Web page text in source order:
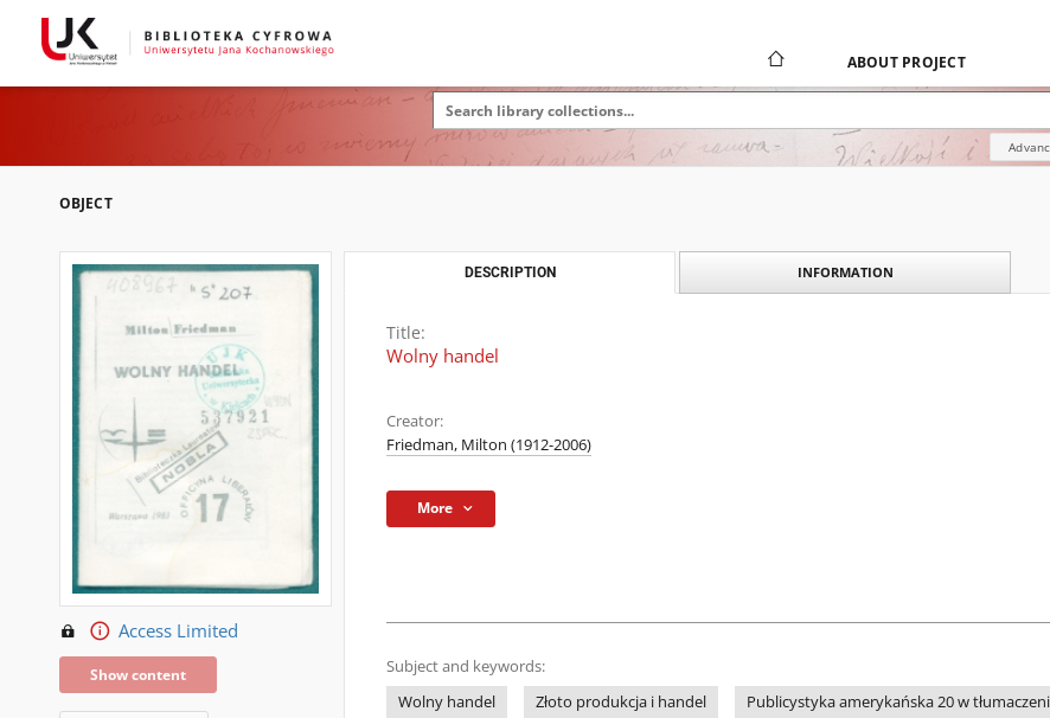
ABOUT PROJECT
OBJECT
Access Limited
Show content
DESCRIPTION INFORMATION
Title:
Wolny handel
Creator:
Friedman, Milton (1912-2006)
More
Subject and keywords:
Wolny handel
Złoto produkcja i handel Publicystyka amerykańska 20 w